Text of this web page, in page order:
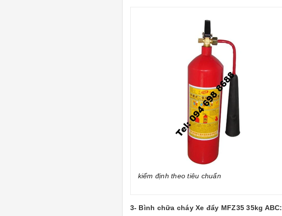
kiểm định theo tiêu chuẩn
3- Bình chữa cháy Xe đẩy MFZ35 35kg ABC: